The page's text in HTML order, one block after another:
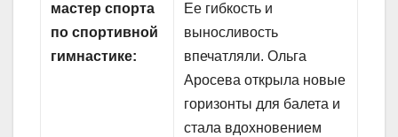
мастер спорта
по спортивной
гимнастике:
Ее гибкость и
выносливость
впечатляли. Ольга
Аросева открыла новые
горизонты для балета и
стала вдохновением